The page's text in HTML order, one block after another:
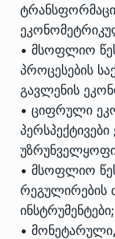
• მსოფლიო
პროცესების
გავლენის
• ციფრული
• მსოფლიო
რეგულირების
ინსტრუმენტები;
•